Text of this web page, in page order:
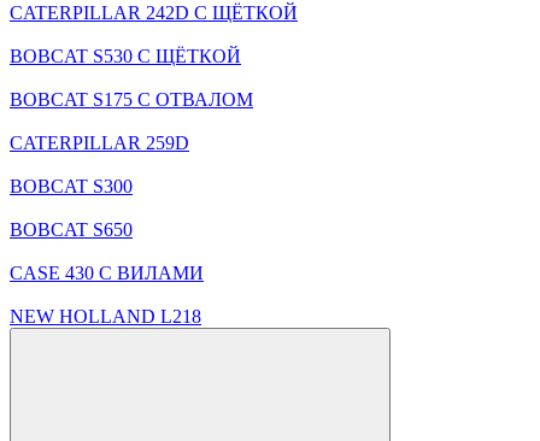
CATERPILLAR 242D С ЩЁТКОЙ
BOBCAT S530 С ЩЁТКОЙ
BOBCAT S175 С ОТВАЛОМ
CATERPILLAR 259D
BOBCAT S300
BOBCAT S650
CASE 430 С ВИЛАМИ
NEW HOLLAND L218